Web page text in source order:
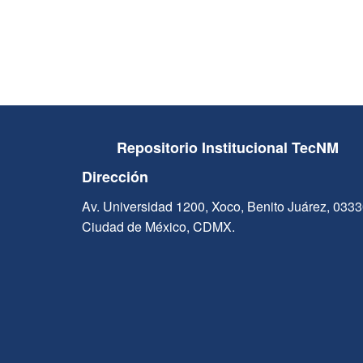
Repositorio Institucional TecNM
Dirección
Av. Universidad 1200, Xoco, Benito Juárez,
Ciudad de México, CDMX.